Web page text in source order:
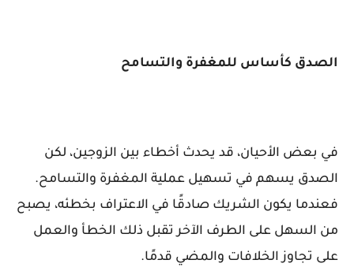
الصدق كأساس للمغفرة والتسامح
في بعض الأحيان، قد يحدث أخطاء بين الزوجين، لكن
الصدق يسهم في تسهيل عملية المغفرة والتسامح.
فعندما يكون الشريك صادقًا في الاعتراف بخطئه، يصبح
من السهل على الطرف الآخر تقبل ذلك الخطأ والعمل
على تجاوز الخلافات والمضي قدمًا.